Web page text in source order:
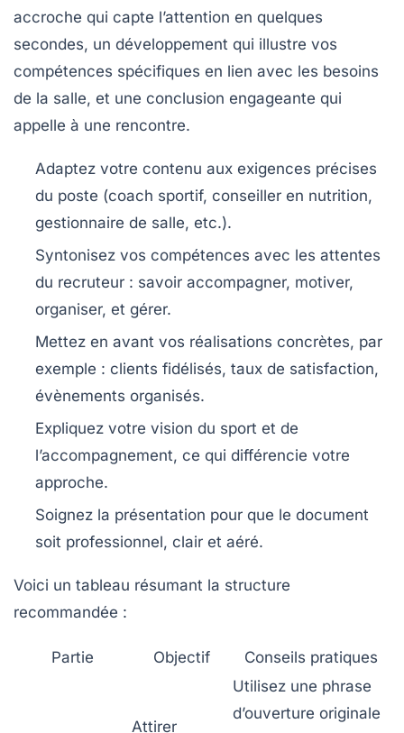
accroche qui capte l’attention en quelques
secondes, un développement qui illustre vos
compétences spécifiques en lien avec les besoins
de la salle, et une conclusion engageante qui
appelle à une rencontre.
Adaptez votre contenu aux exigences précises
du poste (coach sportif, conseiller en nutrition,
gestionnaire de salle, etc.).
Syntonisez vos compétences avec les attentes
du recruteur : savoir accompagner, motiver,
organiser, et gérer.
Mettez en avant vos réalisations concrètes, par
exemple : clients fidélisés, taux de satisfaction,
évènements organisés.
Expliquez votre vision du sport et de
l’accompagnement, ce qui différencie votre
approche.
Soignez la présentation pour que le document
soit professionnel, clair et aéré.
Voici un tableau résumant la structure
recommandée :
Partie Objectif Conseils pratiques
Attirer
Utilisez une phrase
d’ouverture originale